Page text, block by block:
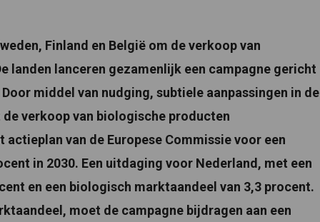
Finland en België om de verkoop van
landen lanceren gezamenlijk een campagne gericht
middel van nudging, subtiele aanpassingen in de
verkoop van biologische producten
van de Europese Commissie voor een
in 2030. Een uitdaging voor Nederland, met een
en een biologisch marktaandeel van 3,3 procent.
moet de campagne bijdragen aan een